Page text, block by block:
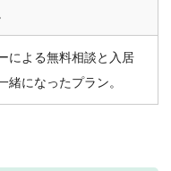
による無料相談と入居
緒になったプラン。